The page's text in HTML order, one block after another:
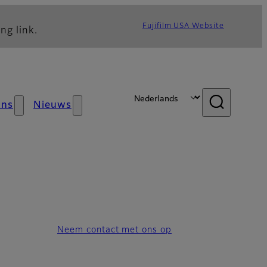
link. Fujifilm USA Website
Nieuws
Neem contact met ons op